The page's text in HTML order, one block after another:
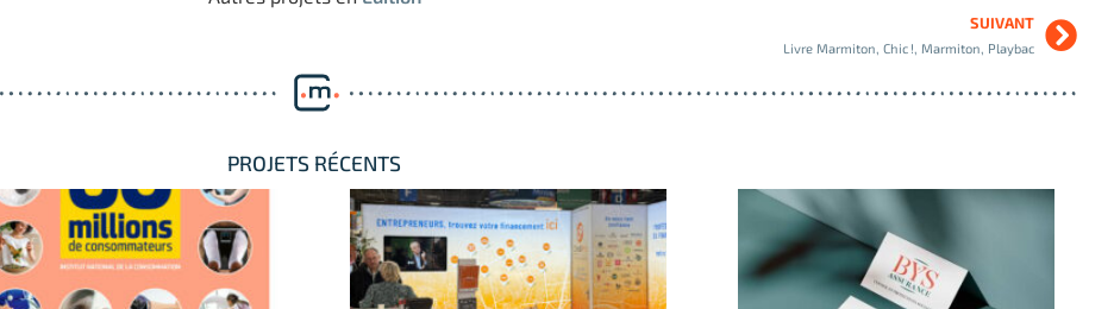
SUIVANT
Livre Marmiton, Chic !, Marmiton, Playbac
PROJETS RÉCENTS